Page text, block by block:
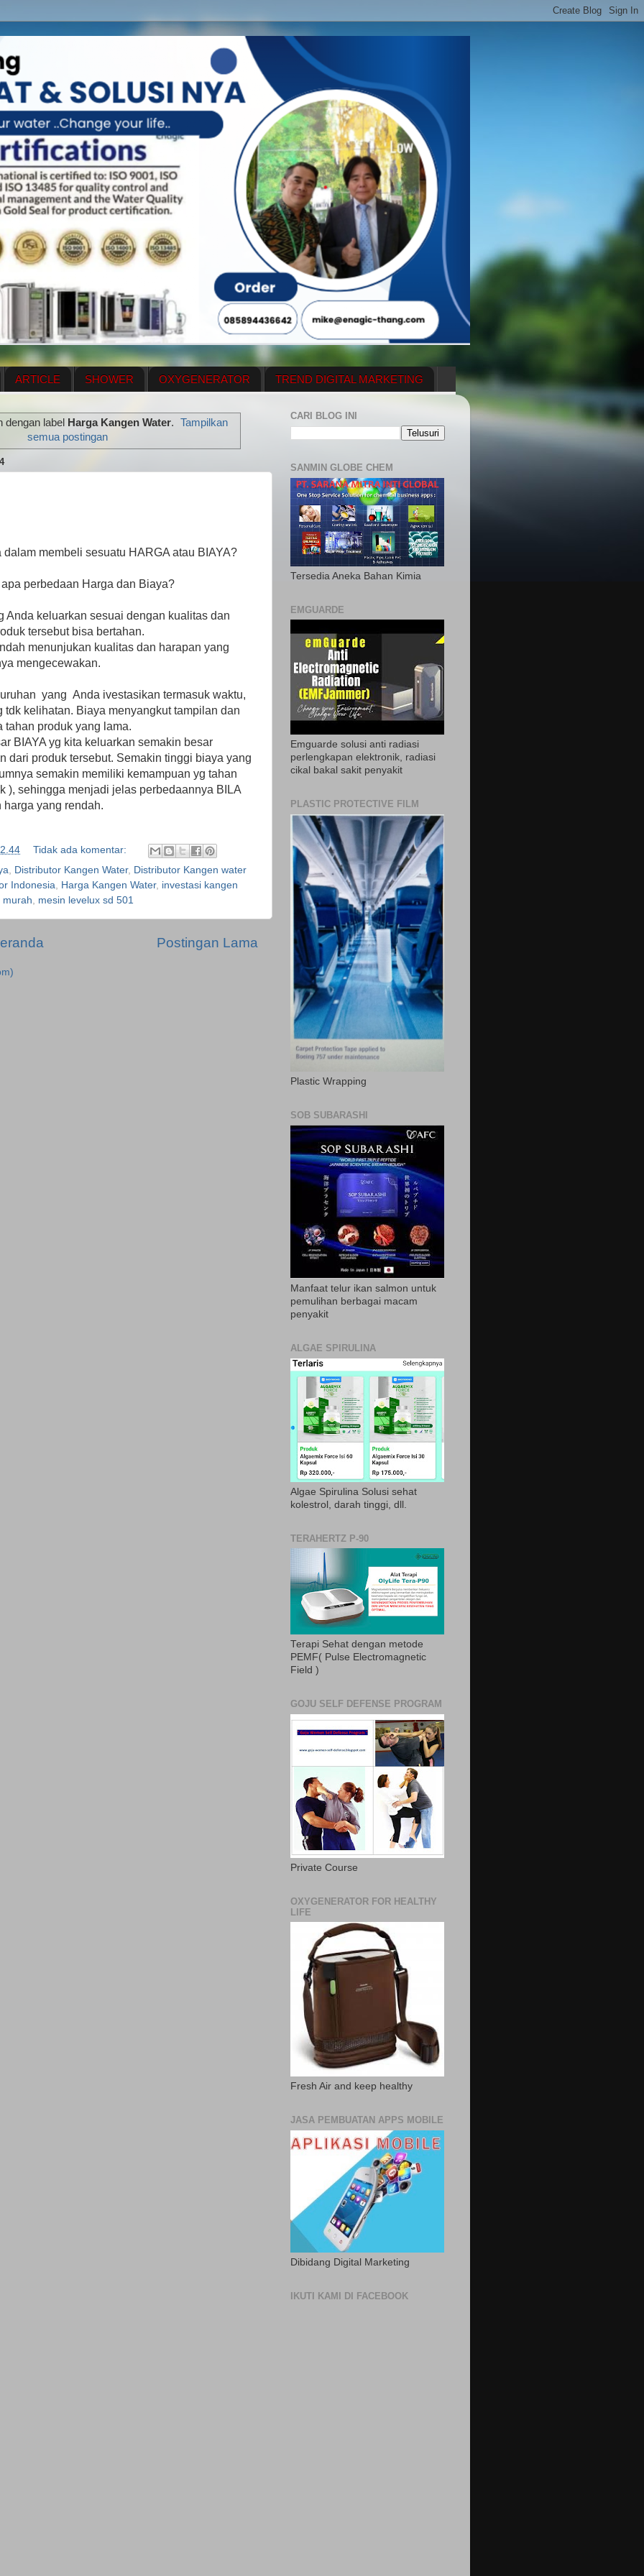
ARTICLE SHOWER OXYGENERATOR TREND DIGITAL MARKETING
PLAN MENUS
dengan label Harga Kangen Water.
Tampilkan
semua postingan
membeli sesuatu HARGA atau BIAYA?
perbedaan Harga dan Biaya?
Anda keluarkan sesuai dengan kualitas dan
tersebut bisa bertahan.
menunjukan kualitas dan harapan yang
mengecewakan.
yang Anda ivestasikan termasuk waktu,
tdk kelihatan. Biaya menyangkut tampilan dan
tahan produk yang lama.
BIAYA yg kita keluarkan semakin besar
dari produk tersebut. Semakin tinggi biaya yang
semakin memiliki kemampuan yg tahan
), sehingga menjadi jelas perbedaannya BILA
yang rendah.
Tidak ada komentar:
, Distributor Kangen Water, Distributor Kangen water
Indonesia, Harga Kangen Water, investasi kangen
murah, mesin levelux sd 501
Postingan Lama
CARI BLOG INI
SANMIN GLOBE CHEM
Tersedia Aneka Bahan Kimia
EMGUARDE
Emguarde solusi anti radiasi
perlengkapan elektronik, radiasi
cikal bakal sakit penyakit
PLASTIC PROTECTIVE FILM
Plastic Wrapping
SOB SUBARASHI
Manfaat telur ikan salmon untuk
pemulihan berbagai macam
penyakit
ALGAE SPIRULINA
Algae Spirulina Solusi sehat
kolestrol, darah tinggi, dll.
TERAHERTZ P-90
Terapi Sehat dengan metode
PEMF( Pulse Electromagnetic
Field )
GOJU SELF DEFENSE PROGRAM
Private Course
OXYGENERATOR FOR HEALTHY
LIFE
Fresh Air and keep healthy
JASA PEMBUATAN APPS MOBILE
Dibidang Digital Marketing
IKUTI KAMI DI FACEBOOK